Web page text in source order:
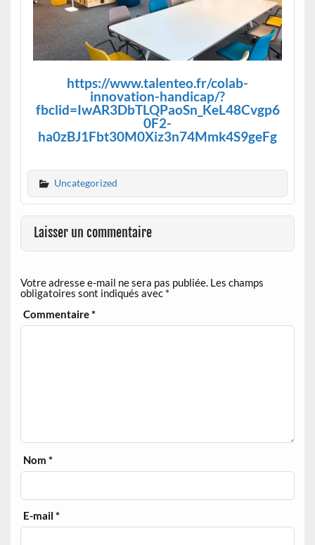
https://www.talenteo.fr/colab-
innovation-handicap/?
fbclid=IwAR3DbTLQPaoSn_KeL48Cvgp6
0F2-
ha0zBJ1Fbt30M0Xiz3n74Mmk4S9geFg
Uncategorized
Laisser un commentaire
Votre adresse e-mail ne sera pas publiée. Les champs
obligatoires sont indiqués avec *
Commentaire*
Nom*
E-mail*